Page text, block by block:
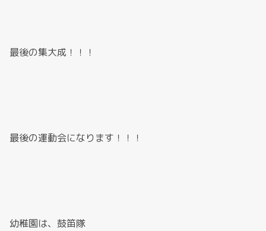
最後の集大成！！！
最後の運動会になります！！！
幼稚園は、鼓笛隊